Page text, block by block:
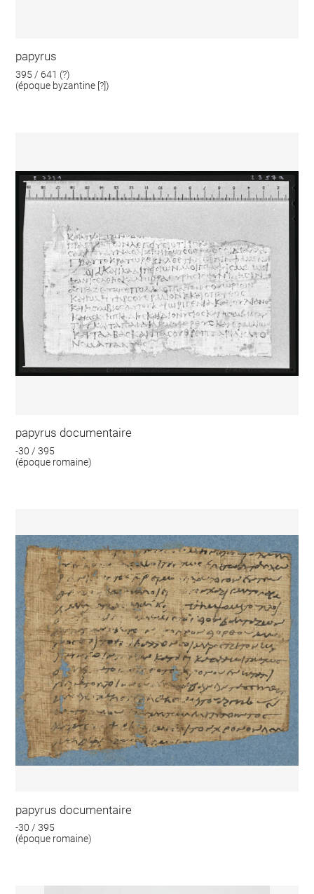
papyrus
395 / 641 (?)
(époque byzantine [?])
papyrus documentaire
-30 / 395
(époque romaine)
papyrus documentaire
-30 / 395
(époque romaine)